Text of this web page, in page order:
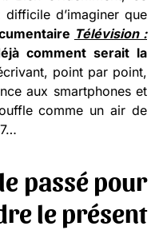
d’imaginer que
Télévision :
comment serait la
point par point,
aux smartphones et
comme un air de
passé pour
le présent